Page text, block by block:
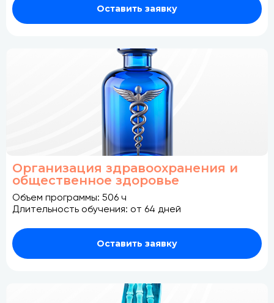
Оставить заявку
Организация здравоохранения и
общественное здоровье
Объем программы: 506 ч
Длительность обучения: от 64 дней
Оставить заявку